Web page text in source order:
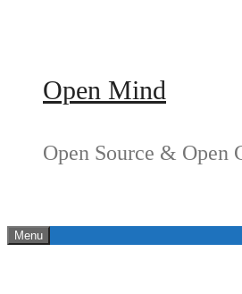
Open Mind
Open Source & Open
Menu